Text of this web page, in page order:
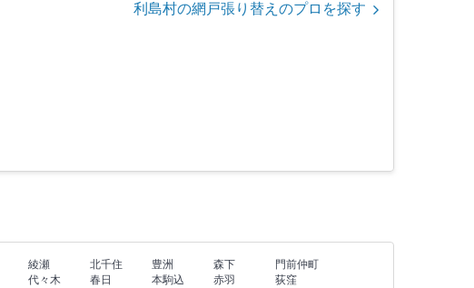
利島村の網戸張り替えのプロを探す
綾瀬 北千住 豊洲 森下
門前仲町
代々木 春日 本駒込 赤羽
荻窪